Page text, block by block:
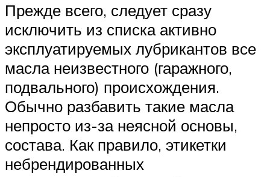
Прежде всего, следует сразу
исключить из списка активно
эксплуатируемых лубрикантов все
масла неизвестного (гаражного,
подвального) происхождения.
Обычно разбавить такие масла
непросто из-за неясной основы,
состава. Как правило, этикетки
небрендированных